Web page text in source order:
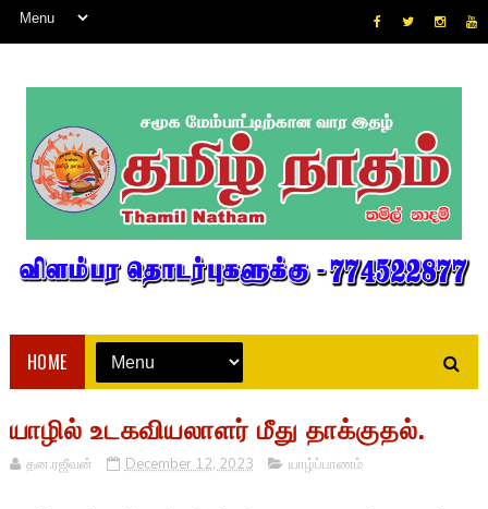
HOME
யாழில் உடகவியலாளர் மீது தாக்குதல்.
தன.ரஜீவன் December 12, 2023 யாழ்ப்பாணம்